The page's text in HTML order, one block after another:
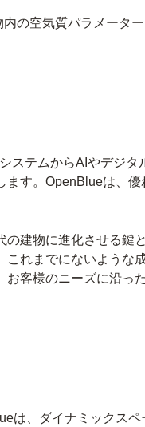
の空気質パラメータ
テムからAIやデジ
す。OpenBlueは、
建物に進化させる鍵
れまでにないような
客様のニーズに沿っ
は、ダイナミックス